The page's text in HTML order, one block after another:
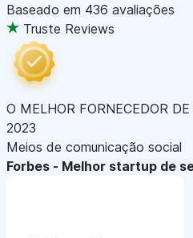
Baseado em 436 avaliações
Truste Reviews
O MELHOR FORNECEDOR
2023
Meios de comunicação social
Forbes - Melhor startup de